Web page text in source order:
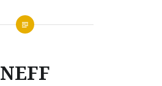
NEFF